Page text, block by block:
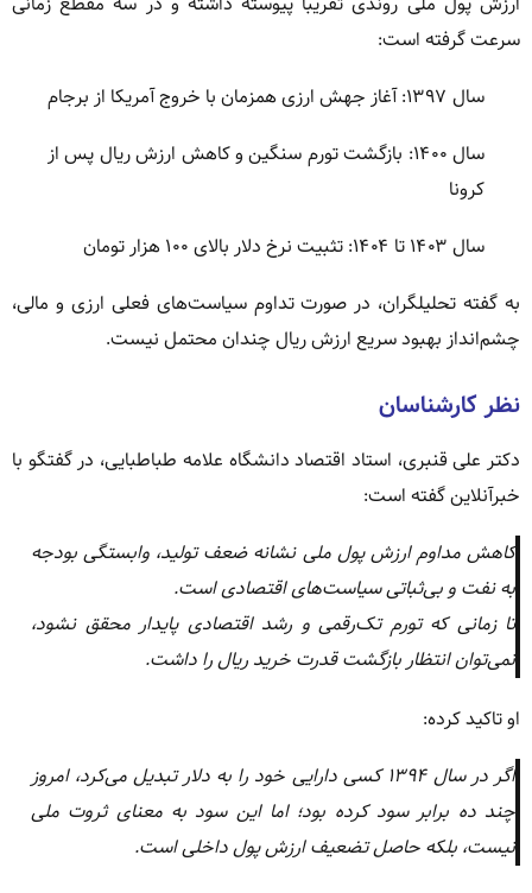
سرعت گرفته است:
سال ۱۳۹۷: آغاز جهش ارزی همزمان با خروج آمریکا از برجام
سال ۱۴۰۰: بازگشت تورم سنگین و کاهش ارزش ریال پس از
کرونا
سال ۱۴۰۳ تا ۱۴۰۴: تثبیت نرخ دلار بالای ۱۰۰ هزار تومان
به گفته تحلیلگران، در صورت تداوم سیاست‌های فعلی ارزی و مالی،
چشم‌انداز بهبود سریع ارزش ریال چندان محتمل نیست.
نظر کارشناسان
دکتر علی قنبری، استاد اقتصاد دانشگاه علامه طباطبایی، در گفتگو با
خبرآنلاین گفته است:
کاهش مداوم ارزش پول ملی نشانه ضعف تولید، وابستگی بودجه
به نفت و بی‌ثباتی سیاست‌های اقتصادی است.
تا زمانی که تورم تک‌رقمی و رشد اقتصادی پایدار محقق نشود،
نمی‌توان انتظار بازگشت قدرت خرید ریال را داشت.
او تاکید کرده:
اگر در سال ۱۳۹۴ کسی دارایی خود را به دلار تبدیل می‌کرد، امروز
چند ده برابر سود کرده بود؛ اما این سود به معنای ثروت ملی
نیست، بلکه حاصل تضعیف ارزش پول داخلی است.